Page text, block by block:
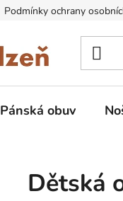
Podmínky ochrany
Pánská obuv
Dětská